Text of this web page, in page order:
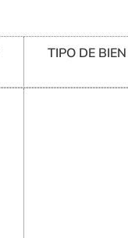
TIPO DE BIEN